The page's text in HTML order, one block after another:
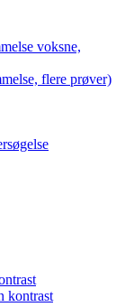
voksne,
flere prøver)
kontrast